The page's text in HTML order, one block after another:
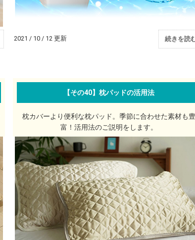
2021 / 10 / 12 更新 続きを読
【その40】枕パッドの活用法
枕カバーより便利な枕パッド。季節に合わせた素材も豊
富！活用法のご説明をします。